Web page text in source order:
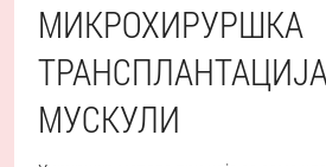
МИКРОХИРУРШКА
МУСКУЛИ